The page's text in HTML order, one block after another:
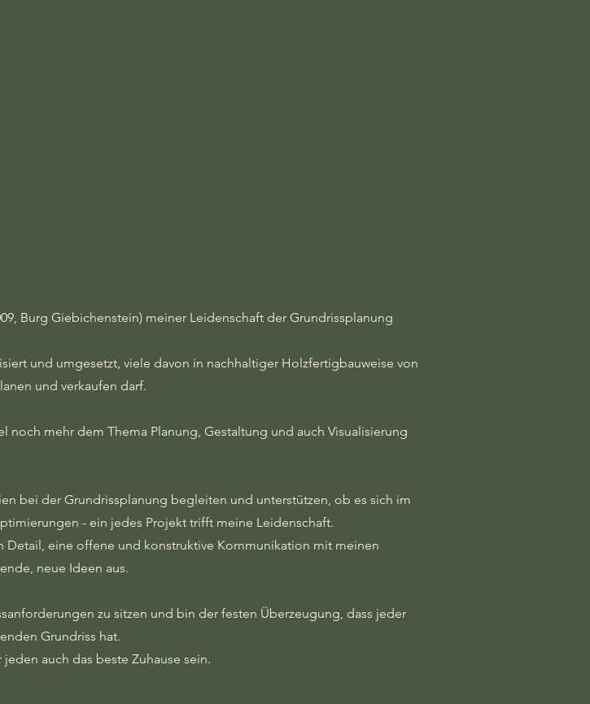
Burg Giebichenstein) meiner Leidenschaft der Grundrissplanung
und umgesetzt, viele davon in nachhaltiger Holzfertigbauweise von
und verkaufen darf.
noch mehr dem Thema Planung, Gestaltung und auch Visualisierung
bei der Grundrissplanung begleiten und unterstützen, ob es sich im
- ein jedes Projekt trifft meine Leidenschaft.
eine offene und konstruktive Kommunikation mit meinen
neue Ideen aus.
zu sitzen und bin der festen Überzeugung, dass jeder
Grundriss hat.
auch das beste Zuhause sein.